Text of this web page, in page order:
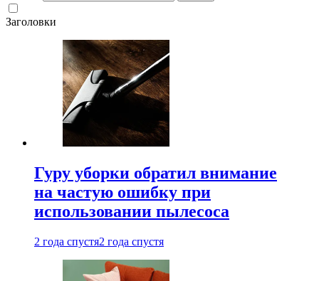
Заголовки
Гуру уборки обратил внимание
на частую ошибку при
использовании пылесоса
2 года спустя2 года спустя